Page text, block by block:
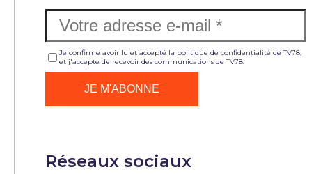
Je confirme avoir lu et accepté la politique de confidentialité de TV78,
et j'accepte de recevoir des communications de TV78.
Réseaux sociaux